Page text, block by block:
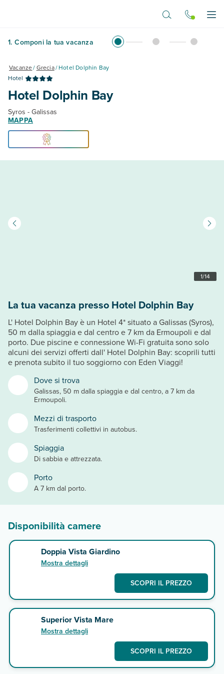
1. Componi la tua vacanza
Vacanze/Grecia/Hotel Dolphin Bay
Hotel
Hotel Dolphin Bay
Syros - Galissas
MAPPA
1/14
Dove si trova
Galissas, 50 m dalla spiaggia e dal centro, a 7 km da
Ermoupoli.
Mezzi di trasporto
Trasferimenti collettivi in autobus.
Spiaggia
Di sabbia e attrezzata.
Porto
A 7 km dal porto.
La tua vacanza presso Hotel Dolphin Bay
L' Hotel Dolphin Bay è un Hotel 4* situato a Galissas (Syros),
50 m dalla spiaggia e dal centro e 7 km da Ermoupoli e dal
porto. Due piscine e connessione Wi-Fi gratuita sono solo
alcuni dei servizi offerti dall' Hotel Dolphin Bay: scoprili tutti
e prenota subito il tuo soggiorno con Eden Viaggi!
Disponibilità camere
Doppia Vista Giardino
Mostra dettagli
SCOPRI IL PREZZO
Superior Vista Mare
Mostra dettagli
SCOPRI IL PREZZO